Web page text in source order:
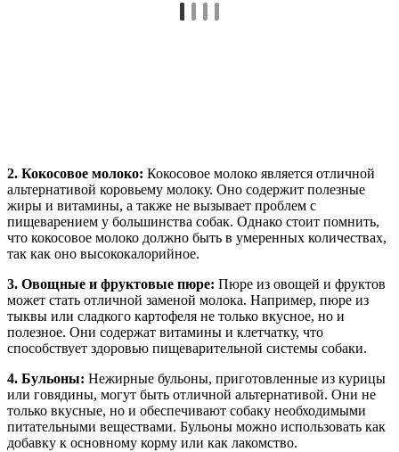
2. Кокосовое молоко: Кокосовое молоко является отличной
альтернативой коровьему молоку. Оно содержит полезные
жиры и витамины, а также не вызывает проблем с
пищеварением у большинства собак. Однако стоит помнить,
что кокосовое молоко должно быть в умеренных количествах,
так как оно высококалорийное.
3. Овощные и фруктовые пюре: Пюре из овощей и фруктов
может стать отличной заменой молока. Например, пюре из
тыквы или сладкого картофеля не только вкусное, но и
полезное. Они содержат витамины и клетчатку, что
способствует здоровью пищеварительной системы собаки.
4. Бульоны: Нежирные бульоны, приготовленные из курицы
или говядины, могут быть отличной альтернативой. Они не
только вкусные, но и обеспечивают собаку необходимыми
питательными веществами. Бульоны можно использовать как
добавку к основному корму или как лакомство.